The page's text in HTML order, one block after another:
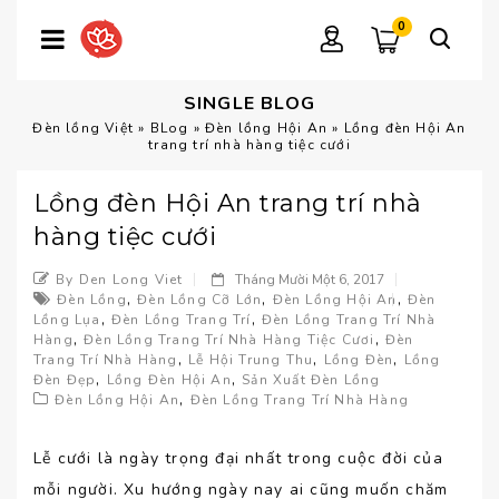
0
SINGLE BLOG
Đèn lồng Việt » BLog »Đèn lồng Hội An » Lồng đèn Hội An
trang trí nhà hàng tiệc cưới
Lồng đèn Hội An trang trí nhà
hàng tiệc cưới
By Den Long Viet
Tháng Mười Một 6, 2017
Đèn Lồng,Đèn Lồng Cỡ Lớn, Đèn Lồng Hội An ,Đèn
Lồng Lụa ,Đèn Lồng Trang Trí,Đèn Lồng Trang Trí Nhà
Hàng,Đèn Lồng Trang Trí Nhà Hàng Tiệc Cươi ,Đèn
Trang Trí Nhà Hàng , Lễ Hội Trung Thu, Lồng Đèn, Lồng
Đèn Đẹp, Lồng Đèn Hội An, Sản Xuất Đèn Lồng
Đèn Lồng Hội An, Đèn Lồng Trang Trí Nhà Hàng
Lễ cưới là ngày trọng đại nhất trong cuộc đời của
mỗi người. Xu hướng ngày nay ai cũng muốn chăm